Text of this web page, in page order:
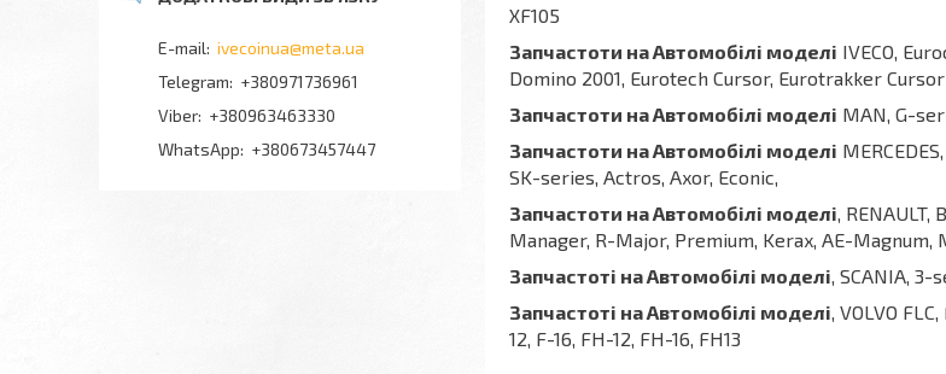
XF105
Запчастоти наАвтомобілі моделі IVECO,
Domino 2001, Eurotech Cursor, Eurotrakker Cursor
Запчастоти наАвтомобілі моделі MAN, G-
Запчастоти наАвтомобілі моделі
SK-series, Actros, Axor, Econic,
Запчастоти наАвтомобілі моделі,
Manager, R-Major, Premium, Kerax, AE-Magnum,
Запчастоті на Автомобілі моделі, SCANIA, 3-
Запчастоті на Автомобілі моделі, VOLVO
12, F-16, FH-12, FH-16, FH13
ivecoinua@meta.ua
+380971736961
+380963463330
+380673457447